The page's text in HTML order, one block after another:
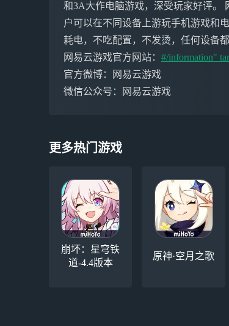
和3A大作电脑游戏，深受玩家好评。
户可以在不同设备上游玩手机游戏和
耗电，不吃配置，不发烫，任何设备
网易云游戏官方网站： #/information"
官方微博：网易云游戏
微信公众号：网易云游戏
更多热门游戏
崩坏：星穹铁
道-4.4版本
原神·空月之歌